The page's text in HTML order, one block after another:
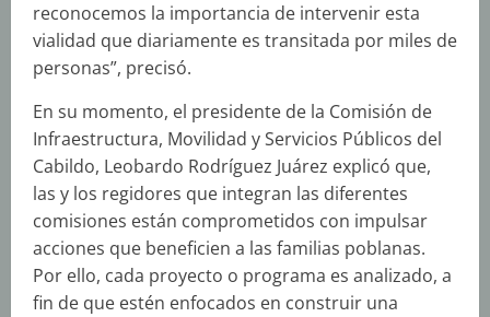
reconocemos la importancia de intervenir esta
vialidad que diariamente es transitada por miles de
personas”, precisó.
En su momento, el presidente de la Comisión de
Infraestructura, Movilidad y Servicios Públicos del
Cabildo, Leobardo Rodríguez Juárez explicó que,
las y los regidores que integran las diferentes
comisiones están comprometidos con impulsar
acciones que beneficien a las familias poblanas.
Por ello, cada proyecto o programa es analizado, a
fin de que estén enfocados en construir una